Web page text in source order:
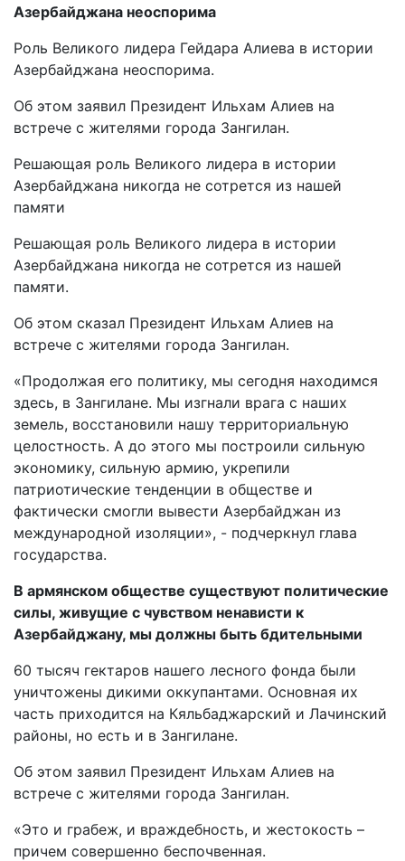
Азербайджана неоспорима
Роль Великого лидера Гейдара Алиева в истории
Азербайджана неоспорима.
Oб этом заявил Президент Ильхам Алиев на
встрече с жителями города Зангилан.
Решающая роль Великого лидера в истории
Азербайджана никогда не сотрется из нашей
памяти
Решающая роль Великого лидера в истории
Азербайджана никогда не сотрется из нашей
памяти.
Oб этом сказал Президент Ильхам Алиев на
встрече с жителями города Зангилан.
«Продолжая его политику, мы сегодня находимся
здесь, в Зангилане. Мы изгнали врага с наших
земель, восстановили нашу территориальную
целостность. А до этого мы построили сильную
экономику, сильную армию, укрепили
патриотические тенденции в обществе и
фактически смогли вывести Азербайджан из
международной изоляции», - подчеркнул глава
государства.
В армянском обществе существуют политические
силы, живущие с чувством ненависти к
Азербайджану, мы должны быть бдительными
60 тысяч гектаров нашего лесного фонда были
уничтожены дикими оккупантами. Основная их
часть приходится на Кяльбаджарский и Лачинский
районы, но есть и в Зангилане.
Oб этом заявил Президент Ильхам Алиев на
встрече с жителями города Зангилан.
«Это и грабеж, и враждебность, и жестокость –
причем совершенно беспочвенная.